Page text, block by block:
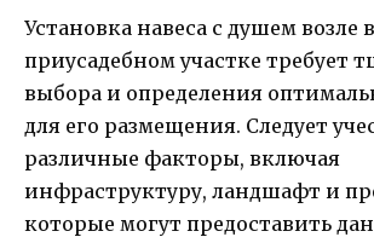
Установка навеса с душем возле
приусадебном участке требует
выбора и определения
для его размещения. Следует
различные факторы, включая
инфраструктуру, ландшафт и
которые могут предоставить